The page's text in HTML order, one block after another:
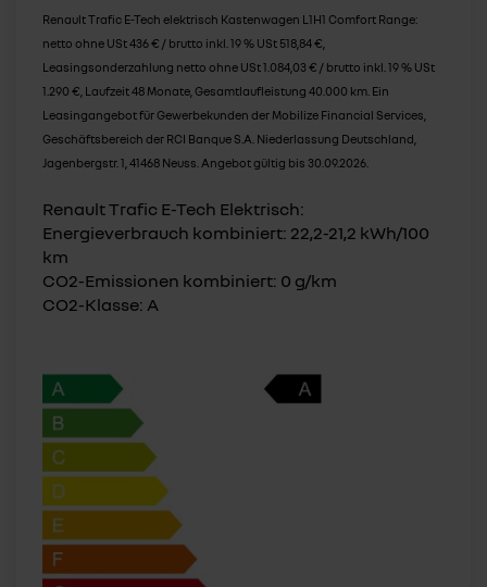
Renault Trafic E-Tech elektrisch Kastenwagen L1H1 Comfort Range:
netto ohne USt 436 € / brutto inkl. 19 % USt 518,84 €,
Leasingsonderzahlung netto ohne USt 1.084,03 € / brutto inkl. 19 % USt
1.290 €, Laufzeit 48 Monate, Gesamtlaufleistung 40.000 km. Ein
Leasingangebot für Gewerbekunden der Mobilize Financial Services,
Geschäftsbereich der RCI Banque S.A. Niederlassung Deutschland,
Jagenbergstr. 1, 41468 Neuss. Angebot gültig bis 30.09.2026.
Renault Trafic E-Tech Elektrisch:
Energieverbrauch kombiniert: 22,2-21,2 kWh/100
km
CO2-Emissionen kombiniert: 0 g/km
CO2-Klasse: A